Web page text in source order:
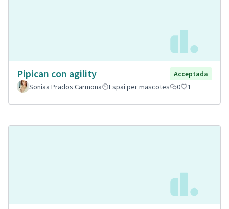
Pipican con agility
Acceptada
Soniaa Prados Carmona
Espai per mascotes 0 1